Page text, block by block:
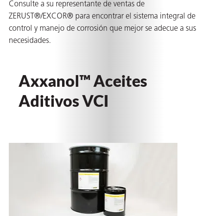
Consulte a su representante de ventas de
ZERUST®/EXCOR® para encontrar el sistema integral de
control y manejo de corrosión que mejor se adecue a sus
necesidades.
Axxanol™ Aceites
Aditivos VCI